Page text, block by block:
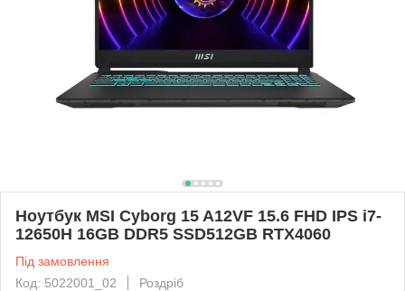
Ноутбук MSI Cyborg 15 A12VF 15.6 FHD IPS i7-
12650H 16GB DDR5 SSD512GB RTX4060
Під замовлення
Код: 5022001_02
Роздріб